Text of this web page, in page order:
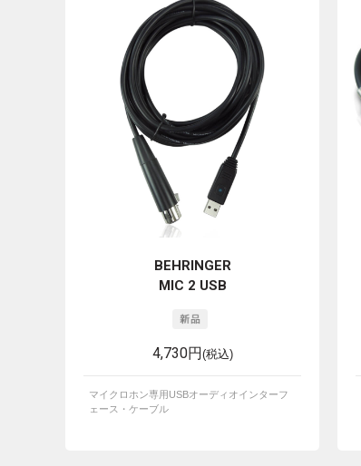
BEHRINGER
MIC 2 USB
4,730円(税込)
マイクロホン専用USBオーディオインターフ
ェース・ケーブル